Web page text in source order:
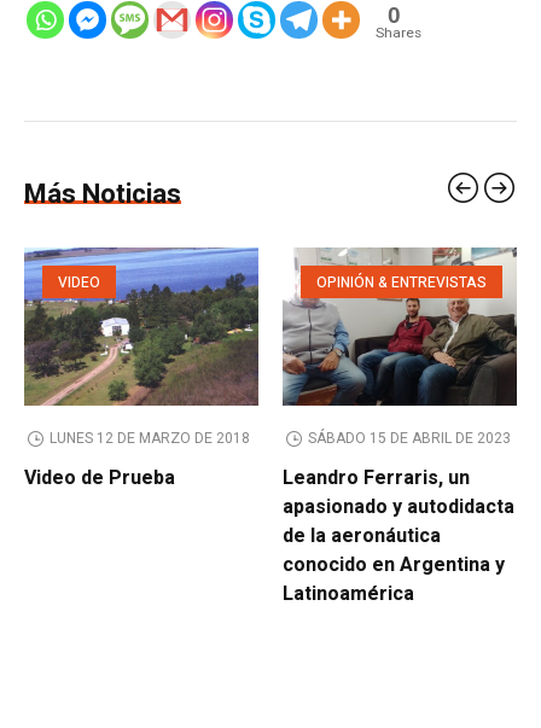
0
Shares
Más Noticias
VIDEO
LUNES 12 DE MARZO DE 2018
Video de Prueba
OPINIÓN & ENTREVISTAS
SÁBADO 15 DE ABRIL DE 2023
Leandro Ferraris, un
apasionado y autodidacta
de la aeronáutica
conocido en Argentina y
Latinoamérica